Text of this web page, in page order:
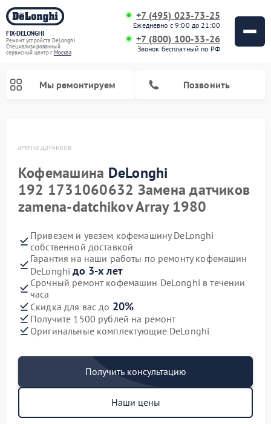
FIX-DELONGHI
Ремонт устройств DeLonghi
Специализированный
cервисный центр г.Москва
+7 (495) 023-73-25
Ежедневно с 9:00 до 21:00
+7 (800) 100-33-26
Звонок бесплатный по РФ
Мы ремонтируем Позвонить
Замена датчиков
Кофемашина DeLonghi
192 1731060632 Замена датчиков
zamena-datchikov Array 1980
Привезем и увезем кофемашину DeLonghi
собственной доставкой
Гарантия на наши работы по ремонту кофемашин
DeLonghiдо 3-х лет
Срочный ремонт кофемашин DeLonghi в течении
часа
Скидка для вас до 20%
Получите 1500 рублей на ремонт
Оригинальные комплектующие DeLonghi
Получить консультацию
Наши цены